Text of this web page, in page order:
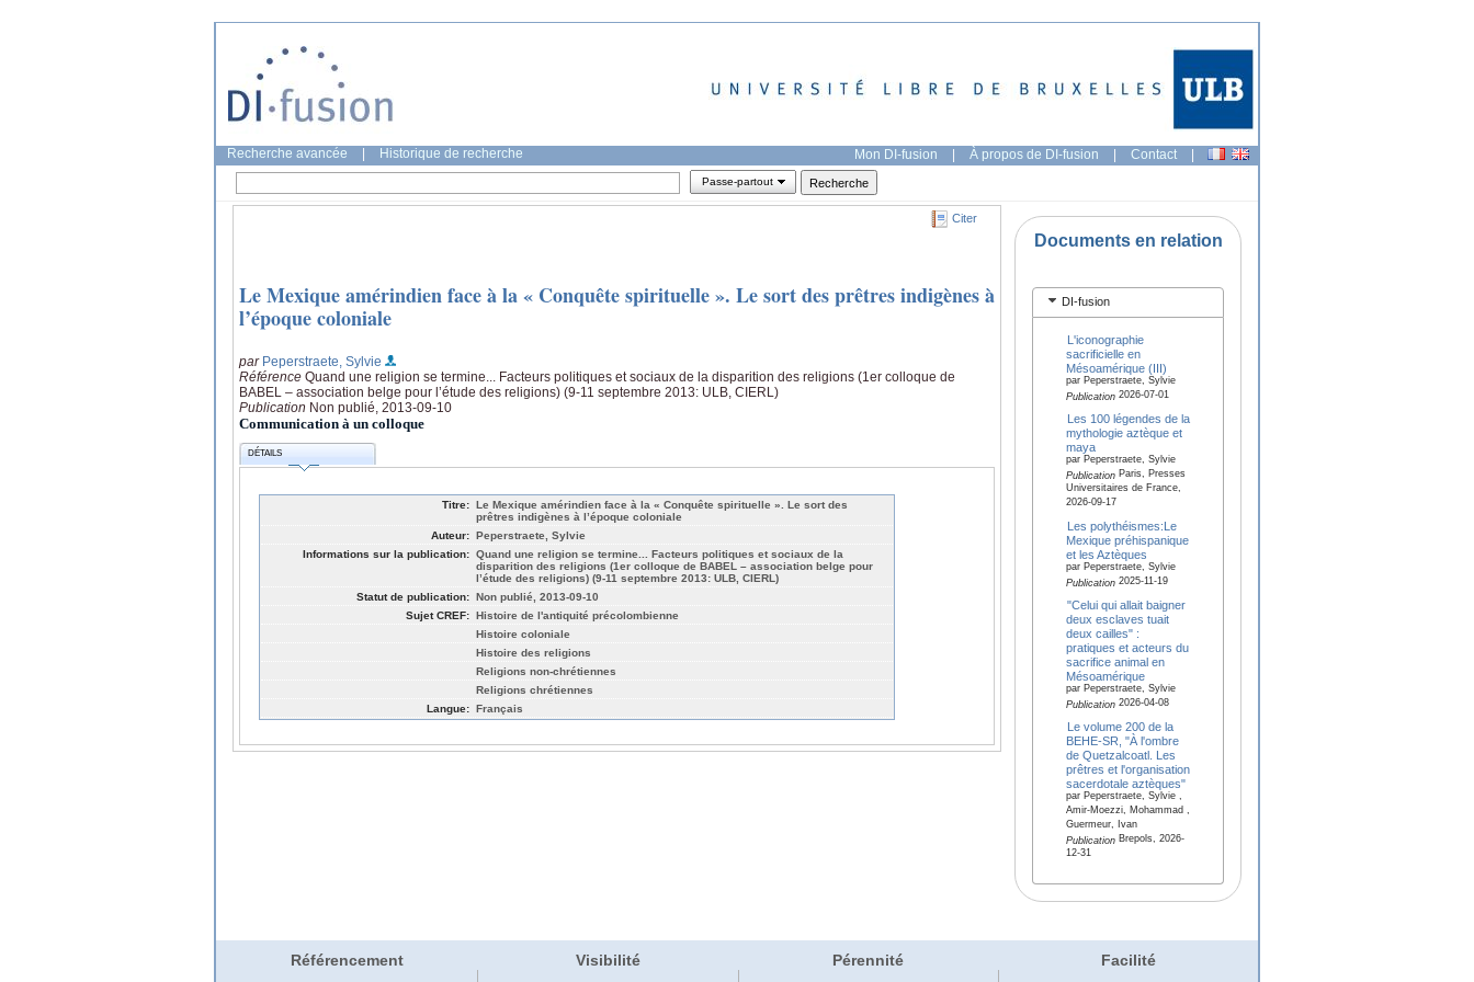
Recherche avancée Historique de recherche Mon DI-fusion | À propos de DI-fusion | Contact |
Passe-partout
Citer
Le Mexique amérindien face à la « Conquête spirituelle ». Le sort des prêtres indigènes à
l’époque coloniale
par Peperstraete, Sylvie
Référence Quand une religion se termine... Facteurs politiques et sociaux de la disparition des religions (1er colloque de
BABEL – association belge pour l’étude des religions) (9-11 septembre 2013: ULB, CIERL)
Publication Non publié, 2013-09-10
Communication à un colloque
DÉTAILS
Titre: Le Mexique amérindien face à la « Conquête spirituelle ». Le sort des
prêtres indigènes à l’époque coloniale
Auteur: Peperstraete, Sylvie
Informations sur la publication: Quand une religion se termine... Facteurs politiques et sociaux de la
disparition des religions (1er colloque de BABEL – association belge pour
l’étude des religions) (9-11 septembre 2013: ULB, CIERL)
Statut de publication: Non publié, 2013-09-10
Sujet CREF: Histoire de l'antiquité précolombienne
Histoire coloniale
Histoire des religions
Religions non-chrétiennes
Religions chrétiennes
Langue: Français
Documents en relation
DI-fusion
L'iconographie
sacrificielle en
Mésoamérique (III)
par Peperstraete, Sylvie
Publication2026-07-01
Les 100 légendes de la
mythologie aztèque et
maya
par Peperstraete, Sylvie
PublicationParis, Presses
Universitaires de France,
2026-09-17
Les polythéismes:Le
Mexique préhispanique
et les Aztèques
par Peperstraete, Sylvie
Publication2025-11-19
"Celui qui allait baigner
deux esclaves tuait
deux cailles" :
pratiques et acteurs du
sacrifice animal en
Mésoamérique
par Peperstraete, Sylvie
Publication2026-04-08
Le volume 200 de la
BEHE-SR, "À l'ombre
de Quetzalcoatl. Les
prêtres et l'organisation
sacerdotale aztèques"
par Peperstraete, Sylvie ,
Amir-Moezzi, Mohammad ,
Guermeur, Ivan
PublicationBrepols, 2026-
12-31
Référencement Visibilité Pérennité Facilité